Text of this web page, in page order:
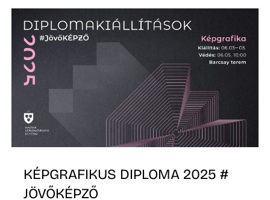
KÉPGRAFIKUS DIPLOMA 2025 #
JÖVŐKÉPZŐ